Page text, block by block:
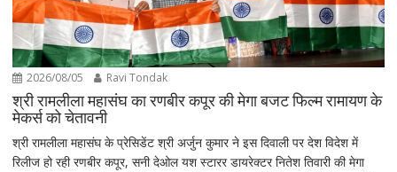
2026/08/05 Ravi Tondak
श्री रामलीला महासंघ का रणबीर कपूर की मेगा बजट फिल्म रामायण के
मेकर्स को चेतावनी
श्री रामलीला महासंघ के प्रेसिडेंट श्री अर्जुन कुमार ने इस दिवाली पर देश विदेश में
रिलीज हो रही रणबीर कपूर, सनी देओल यश स्टारर डायरेक्टर नितेश तिवारी की मेगा